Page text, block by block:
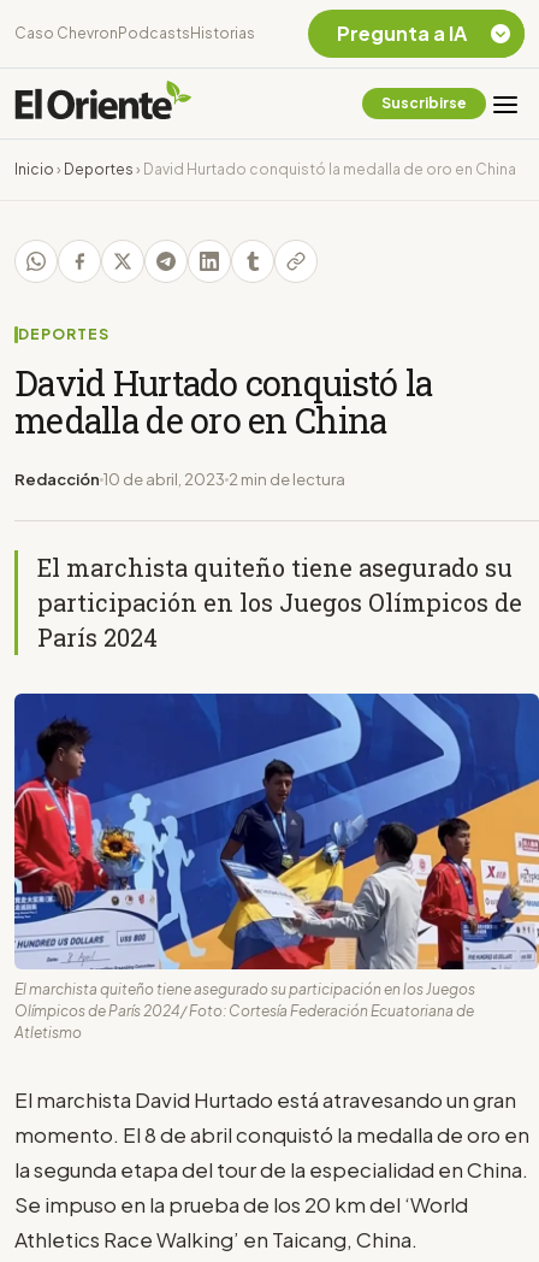
Caso Chevron Podcasts Historias
Suscribirse
Inicio › Deportes › David Hurtado conquistó la medalla de oro en China
DEPORTES
David Hurtado conquistó la
medalla de oro en China
Redacción 10 de abril, 2023 2 min de lectura
El marchista quiteño tiene asegurado su
participación en los Juegos Olímpicos de
París 2024
El marchista quiteño tiene asegurado su participación en los Juegos
Olímpicos de París 2024/ Foto: Cortesía Federación Ecuatoriana de
Atletismo
El marchista David Hurtado está atravesando un gran
momento. El 8 de abril conquistó la medalla de oro en
la segunda etapa del tour de la especialidad en China.
Se impuso en la prueba de los 20 km del ‘World
Athletics Race Walking’ en Taicang, China.
Pregunta a IA
Chevron Ecuador